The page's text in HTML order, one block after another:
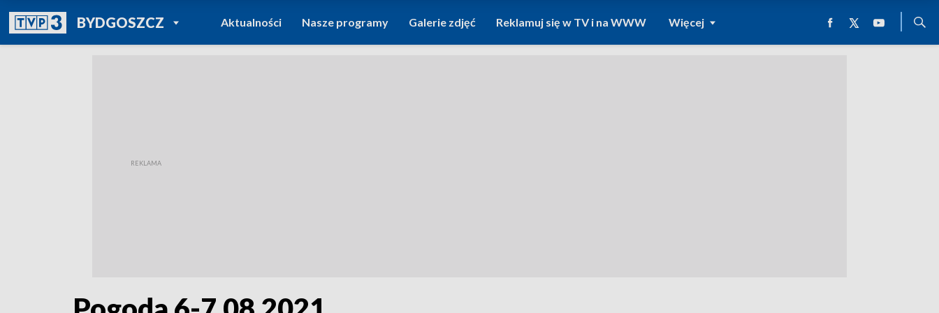
BYDGOSZCZPOWRÓT DO
TVP REGIONY
Aktualności Nasze programy Galerie zdjęć Reklamuj się w TV i na WWW Więcej